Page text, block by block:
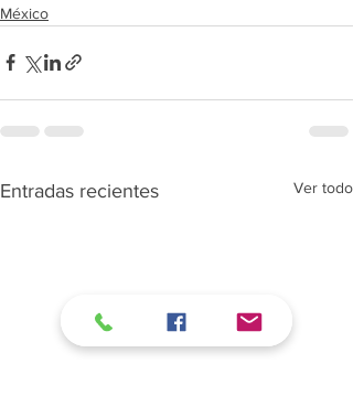
México
Entradas recientes Ver todo